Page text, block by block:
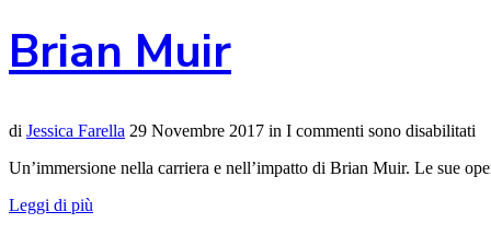
Brian Muir
di Jessica Farella 29 Novembre 2017 in I commenti sono disabilitati
Un’immersione nella carriera e nell’impatto di Brian Muir. Le sue
Leggi di più